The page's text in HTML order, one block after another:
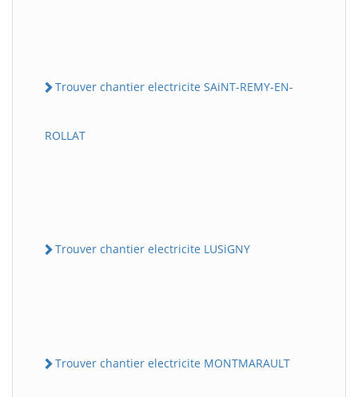
Trouver chantier electricite SAiNT-REMY-EN-
ROLLAT
Trouver chantier electricite LUSiGNY
Trouver chantier electricite MONTMARAULT